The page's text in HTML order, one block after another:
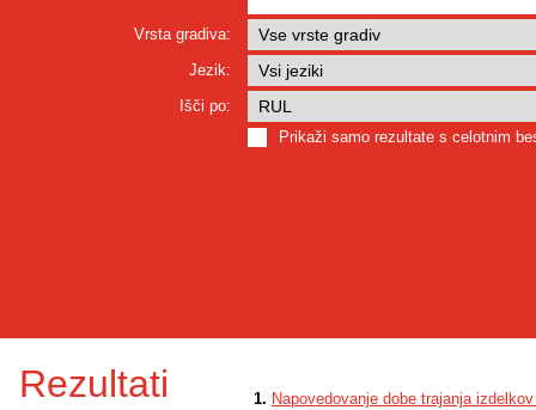
Vrsta gradiva:
Jezik:
Išči po:
Prikaži samo rezultate s celotnim
Rezultati 1. Napovedovanje dobe trajanja